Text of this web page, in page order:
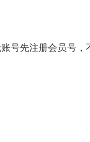
号先注册会员号